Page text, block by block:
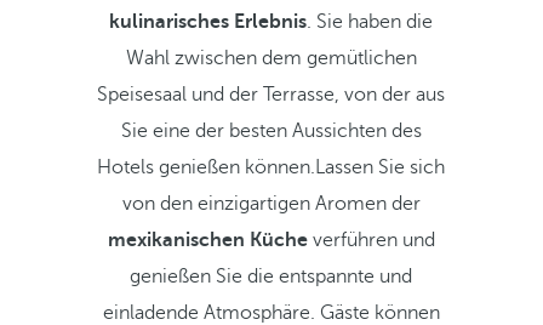
kulinarisches Erlebnis. Sie haben die
Wahl zwischen dem gemütlichen
Speisesaal und der Terrasse, von der aus
Sie eine der besten Aussichten des
Hotels genießen können.Lassen Sie sich
von den einzigartigen Aromen der
mexikanischen Kücheverführen und
genießen Sie die entspannte und
einladende Atmosphäre. Gäste können